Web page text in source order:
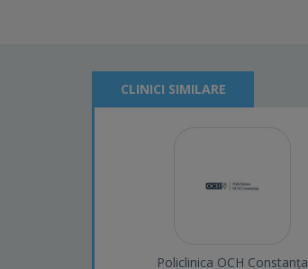
CLINICI SIMILARE
Policlinica OCH Constanța